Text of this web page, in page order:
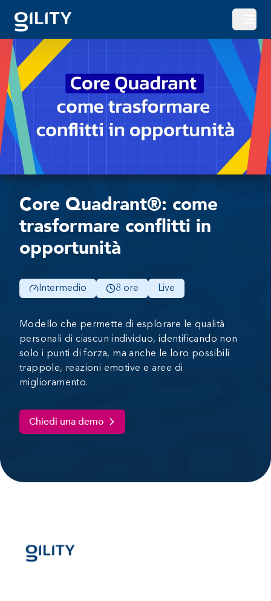
Apri
Core Quadrant®: come
trasformare conflitti in
opportunità
Intermedio 8 ore Live
Modello che permette di esplorare le qualità
personali di ciascun individuo, identificando non
solo i punti di forza, ma anche le loro possibili
trappole, reazioni emotive e aree di
miglioramento.
Chiedi una demo